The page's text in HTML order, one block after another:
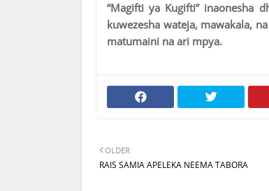
“Magifti ya Kugifti” inaonesha
kuwezesha wateja, mawakala,
matumaini na ari mpya.
OLDER
RAIS SAMIA APELEKA NEEMA TABORA